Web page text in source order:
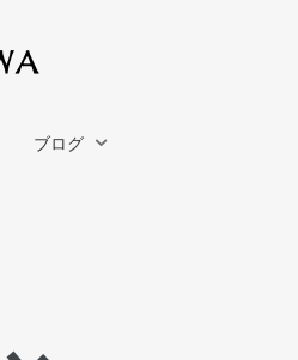
ブログ